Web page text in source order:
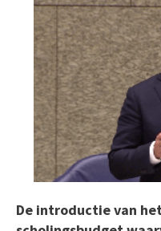
De introductie van